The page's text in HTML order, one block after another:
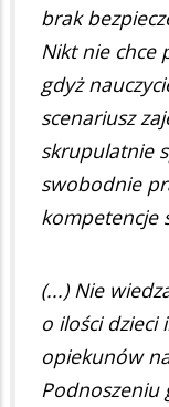
brak
Nikt nie chce
gdyż
scenariusz
skrupulatnie
swobodnie
kompetencje
(...) Nie
o ilości
opiekunów
Podnoszeniu